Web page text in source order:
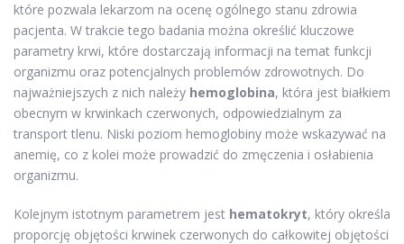
które pozwala lekarzom na ocenę ogólnego stanu zdrowia
pacjenta. W trakcie tego badania można określić kluczowe
parametry krwi, które dostarczają informacji na temat funkcji
organizmu oraz potencjalnych problemów zdrowotnych. Do
najważniejszych z nich należy hemoglobina, która jest białkiem
obecnym w krwinkach czerwonych, odpowiedzialnym za
transport tlenu. Niski poziom hemoglobiny może wskazywać na
anemię, co z kolei może prowadzić do zmęczenia i osłabienia
organizmu.
Kolejnym istotnym parametrem jest hematokryt, który określa
proporcję objętości krwinek czerwonych do całkowitej objętości